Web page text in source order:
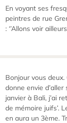
En voyant ses
peintres de rue
: ‘’Allons voir
Bonjour vous deux.
donne envie
janvier à Bali, j’ai
de mémoire juifs’.
en aura un 3ème.